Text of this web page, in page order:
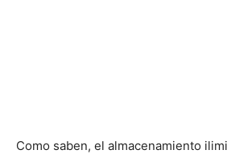
Como saben, el almacenamiento